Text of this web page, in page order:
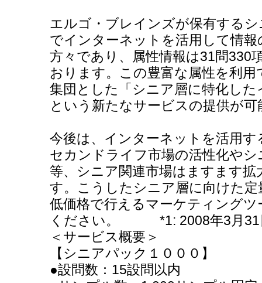
エルゴ・ブレインズが保有する
でインターネットを活用して情
方々であり、属性情報は31問330
おります。この豊富な属性を利
集団とした「シニア層に特化し
という新たなサービスの提供が
今後は、インターネットを活用
セカンドライフ市場の活性化や
等、シニア関連市場はますます
す。こうしたシニア層に向けた
低価格で行えるマーケティング
ください。 *1: 2008年3月31
＜サービス概要＞
【シニアパック１０００】
●設問数：15設問以内